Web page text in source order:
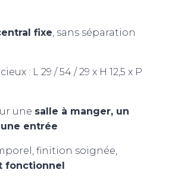
fixe, sans séparation
: L 29 / 54 / 29 x H 12,5 x P
une salle à manger, un
entrée
finition soignée,
fonctionnel